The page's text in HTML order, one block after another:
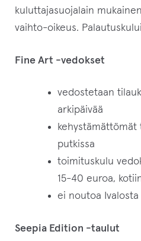
kuluttajasuojalain
vaihto-oikeus.
Fine Art -vedokset
vedostetaan
arkipäivää
putkissa
toimituskulu
15-40 euroa,
ei noutoa Ivalosta
Seepia Edition -taulut